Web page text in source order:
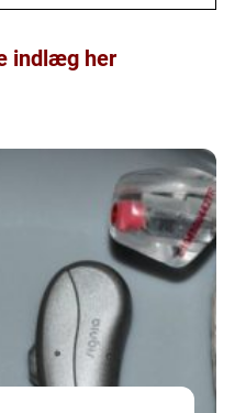
indlæg her